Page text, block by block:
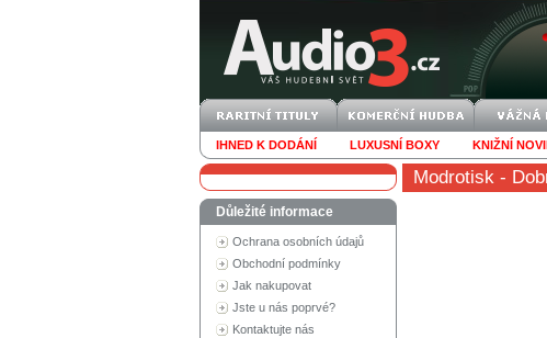
IHNED K DODÁNÍ LUXUSNÍ BOXY KNIŽNÍ
Důležité informace
Ochrana osobních údajů
Obchodní podmínky
Jak nakupovat
Jste u nás poprvé?
Kontaktujte nás
Modrotisk -